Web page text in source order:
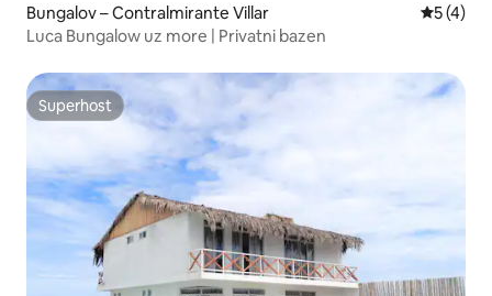
Bungalov – Contralmirante Villar
5 (4)
Luca Bungalow uz more | Privatni bazen
Superhost
Superhost